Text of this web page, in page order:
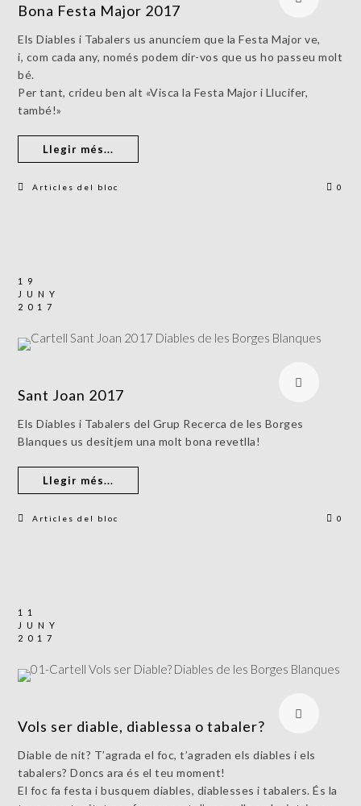
Bona Festa Major 2017
Els Diables i Tabalers us anunciem que la Festa Major ve,
i, com cada any, només podem dir-vos que us ho passeu molt
bé.
Per tant, crideu ben alt «Visca la Festa Major i Llucifer,
també!»
Llegir més...
Articles del bloc 0
19
JUNY
2017
Sant Joan 2017
Els Diables i Tabalers del Grup Recerca de les Borges
Blanques us desitjem una molt bona revetlla!
Llegir més...
Articles del bloc 0
11
JUNY
2017
Vols ser diable, diablessa o tabaler?
Diable de nit? T’agrada el foc, t’agraden els diables i els
tabalers? Doncs ara és el teu moment!
El foc fa festa i busquem diables, diablesses i tabalers. És la